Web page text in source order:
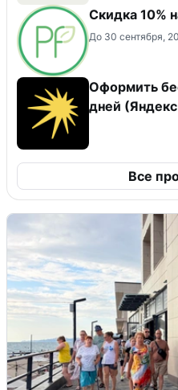
Скидка 10%
До 30 сентября,
Оформить
дней
Все